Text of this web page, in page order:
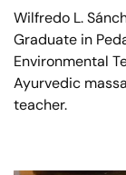
Wilfredo L.
Graduate in
Environmental
Ayurvedic
teacher.